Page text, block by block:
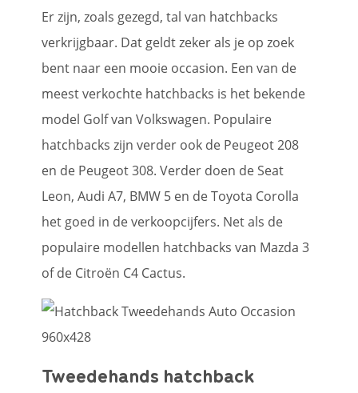
Er zijn, zoals gezegd, tal van hatchbacks
verkrijgbaar. Dat geldt zeker als je op zoek
bent naar een mooie occasion. Een van de
meest verkochte hatchbacks is het bekende
model Golf van Volkswagen. Populaire
hatchbacks zijn verder ook de Peugeot 208
en de Peugeot 308. Verder doen de Seat
Leon, Audi A7, BMW 5 en de Toyota Corolla
het goed in de verkoopcijfers. Net als de
populaire modellen hatchbacks van Mazda 3
of de Citroën C4 Cactus.
Tweedehands hatchback